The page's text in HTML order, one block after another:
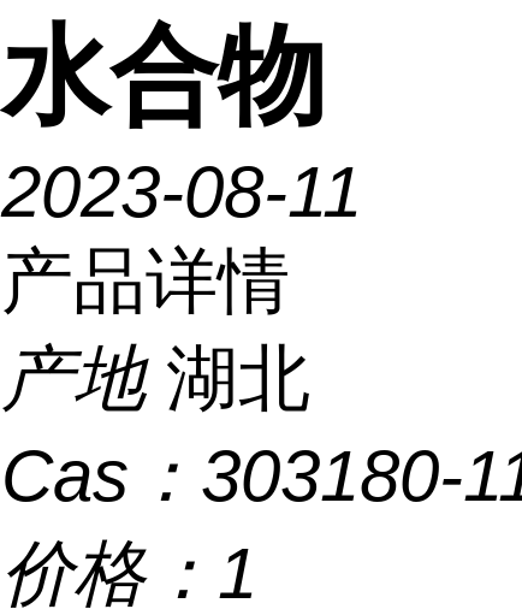
水合物
2023-08-11
产品详情
产地 湖北
Cas： 303180-
价格： 1